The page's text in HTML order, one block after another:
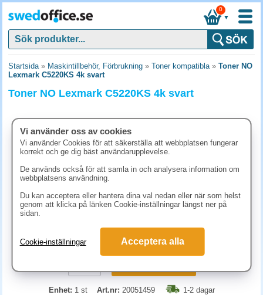
▼
0
Startsida» Maskintillbehör, Förbrukning » Toner kompatibla» Toner NO
Lexmark C5220KS 4k svart
Toner NO Lexmark C5220KS 4k svart
1037.50 kr (inkl. moms)
Enhet: 1 st Art.nr: 20051459 1-2 dagar
Vi använder oss av cookies
Vi använder Cookies för att säkerställa att webbplatsen fungerar
korrekt och ge dig bäst användarupplevelse.
De används också för att samla in och analysera information om
webbplatsens användning.
Du kan acceptera eller hantera dina val nedan eller när som helst
genom att klicka på länken Cookie-inställningar längst ner på
sidan.
Cookie-inställningar Acceptera alla